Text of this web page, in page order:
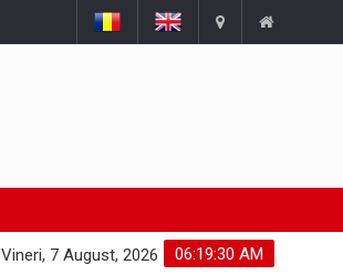
06:19:31 AM
Vineri, 7 August, 2026